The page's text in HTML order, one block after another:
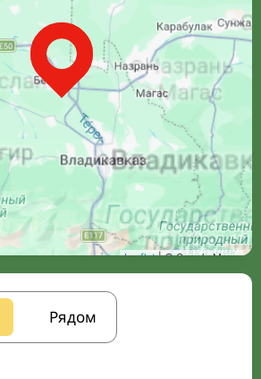
Leaflet| © Google Maps
Рядом